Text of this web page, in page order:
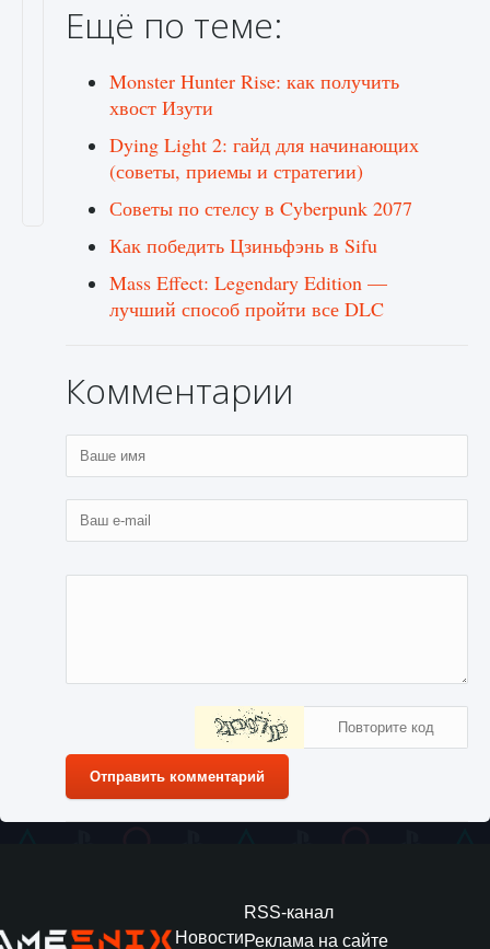
Ещё по теме:
Monster Hunter Rise: как получить
хвост Изути
Dying Light 2: гайд для начинающих
(советы, приемы и стратегии) ​​
Советы по стелсу в Cyberpunk 2077
Как победить Цзиньфэнь в Sifu
Mass Effect: Legendary Edition —
лучший способ пройти все DLC
Комментарии
Отправить комментарий
Новости
RSS-канал
Реклама на сайте